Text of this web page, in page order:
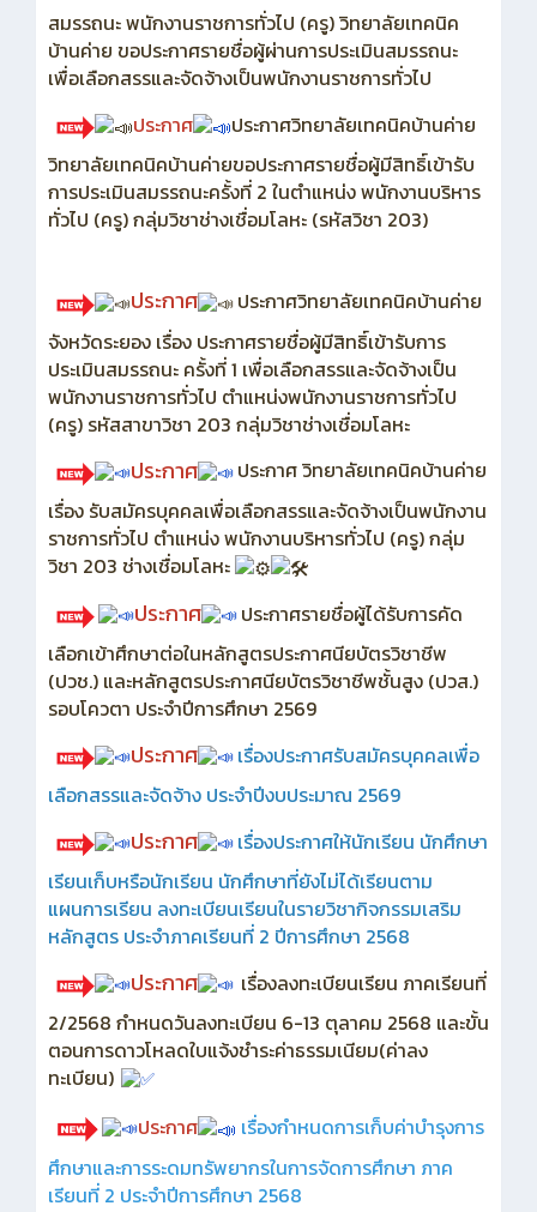
สมรรถนะ พนักงานราชการทั่วไป (ครู) วิทยาลัยเทคนิค
บ้านค่าย ขอประกาศรายชื่อผู้ผ่านการประเมินสมรรถนะ
เพื่อเลือกสรรและจัดจ้างเป็นพนักงานราชการทั่วไป
ประกาศ
ประกาศวิทยาลัยเทคนิคบ้านค่าย
วิทยาลัยเทคนิคบ้านค่ายขอประกาศรายชื่อผู้มีสิทธิ์เข้ารับ
การประเมินสมรรถนะครั้งที่ 2 ในตำแหน่ง พนักงานบริหาร
ทั่วไป (ครู) กลุ่มวิชาช่างเชื่อมโลหะ (รหัสวิชา 203)
ประกาศ
ประกาศวิทยาลัยเทคนิคบ้านค่าย
จังหวัดระยอง เรื่อง ประกาศรายชื่อผู้มีสิทธิ์เข้ารับการ
ประเมินสมรรถนะ ครั้งที่ 1 เพื่อเลือกสรรและจัดจ้างเป็น
พนักงานราชการทั่วไป ตำแหน่งพนักงานราชการทั่วไป
(ครู) รหัสสาขาวิชา 203 กลุ่มวิชาช่างเชื่อมโลหะ
ประกาศ
ประกาศ วิทยาลัยเทคนิคบ้านค่าย
เรื่อง รับสมัครบุคคลเพื่อเลือกสรรและจัดจ้างเป็นพนักงาน
ราชการทั่วไป ตำแหน่ง พนักงานบริหารทั่วไป (ครู) กลุ่ม
วิชา 203 ช่างเชื่อมโลหะ
ประกาศ
ประกาศรายชื่อผู้ได้รับการคัด
เลือกเข้าศึกษาต่อในหลักสูตรประกาศนียบัตรวิชาชีพ
(ปวช.) และหลักสูตรประกาศนียบัตรวิชาชีพชั้นสูง (ปวส.)
รอบโควตา ประจำปีการศึกษา 2569
ประกาศ เรื่องประกาศรับสมัครบุคคลเพื่อ
เลือกสรรและจัดจ้าง ประจำปีงบประมาณ 2569
ประกาศ
เรื่องประกาศให้นักเรียน นักศึกษา
เรียนเก็บหรือนักเรียน นักศึกษาที่ยังไม่ได้เรียนตาม
แผนการเรียน ลงทะเบียนเรียนในรายวิชากิจกรรมเสริม
หลักสูตร ประจำภาคเรียนที่ 2 ปีการศึกษา 2568
ประกาศ
เรื่องลงทะเบียนเรียน ภาคเรียนที่
2/2568 กำหนดวันลงทะเบียน 6-13 ตุลาคม 2568 และขั้น
ตอนการดาวโหลดใบแจ้งชำระค่าธรรมเนียม(ค่าลง
ทะเบียน)
ประกาศ
เรื่องกำหนดการเก็บค่าบำรุงการ
ศึกษาและการระดมทรัพยากรในการจัดการศึกษา ภาค
เรียนที่ 2 ประจำปีการศึกษา 2568